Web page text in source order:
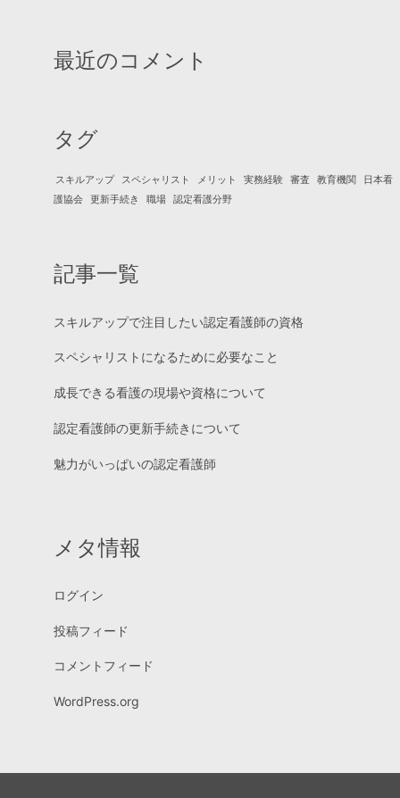
最近のコメント
タグ
スキルアップ スペシャリスト メリット 実務経験 審査 教育機関
日本看
護協会
更新手続き 職場 認定看護分野
記事一覧
スキルアップで注目したい認定看護師の資格
スペシャリストになるために必要なこと
成長できる看護の現場や資格について
認定看護師の更新手続きについて
魅力がいっぱいの認定看護師
メタ情報
ログイン
投稿フィード
コメントフィード
WordPress.org